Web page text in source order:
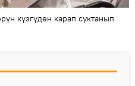
күзгүдөн карап суктанып